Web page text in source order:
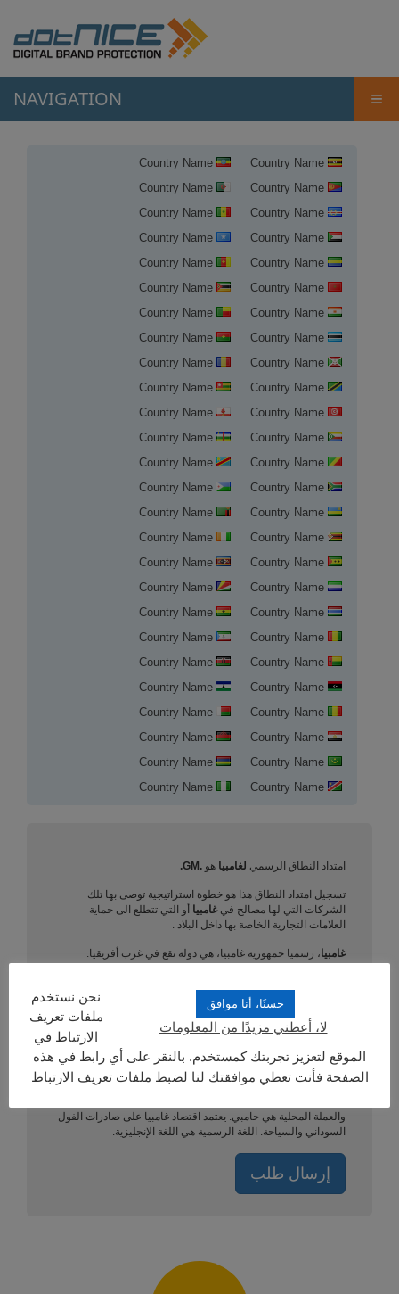
NAVIGATION ≡
Country Name
Country Name
Country Name
Country Name
Country Name
Country Name
Country Name
Country Name
Country Name
Country Name
Country Name
Country Name
Country Name
Country Name
Country Name
Country Name
Country Name
Country Name
Country Name
Country Name
Country Name
Country Name
Country Name
Country Name
Country Name
Country Name
Country Name
Country Name
Country Name
Country Name
Country Name
Country Name
Country Name
Country Name
Country Name
Country Name
Country Name
Country Name
Country Name
Country Name
Country Name
Country Name
Country Name
Country Name
Country Name
Country Name
Country Name
Country Name
Country Name
Country Name
Country Name
Country Name
تسجيل النطاق في غامبيا
امتداد النطاق الرسمي لغامبيا هو .GM.
تسجيل امتداد النطاق هذا هو خطوة استراتيجية توصى بها تلك
الشركات التي لها مصالح فيغامبيا أو التي تتطلع الى حماية
العلامات التجارية الخاصة بها داخل البلاد .
غامبيا، رسميا جمهورية غامبيا، هي دولة تقع في غرب أفريقيا.
الإمبراطورية البريطانية في عام 1965، وتنقسم إلى 5 أقسام إدارية
وتغطي مساحة إجمالية قدرها 10380 كيلومتر مربع ( أصغر بلد
أفريقي ). يقع البلاد على طول نهر غامبيا.
وفقا لتقديرات عام 2012، يبلغ عدد السكان في 1728394، تعيش
والعملة المحلية هي جامبي. يعتمد اقتصاد غامبيا على صادرات الفول
السوداني والسياحة. اللغة الرسمية هي اللغة الإنجليزية.
إرسال طلب
حسنًا، أنا موافق
لا، أعطني مزيدًا من المعلومات
نحن نستخدم
ملفات تعريف
الارتباط في
الموقع لتعزيز تجربتك كمستخدم. بالنقر على أي رابط في هذه
الصفحة فأنت تعطي موافقتك لنا لضبط ملفات تعريف الارتباط